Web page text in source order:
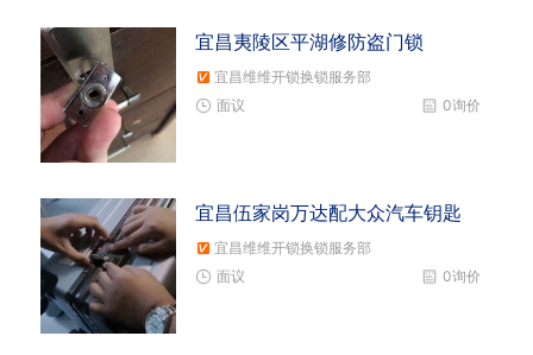
宜昌夷陵区平湖修防盗门锁
宜昌维维开锁换锁服务部
0询价
面议
宜昌伍家岗万达配大众汽车钥匙
宜昌维维开锁换锁服务部
0询价
面议